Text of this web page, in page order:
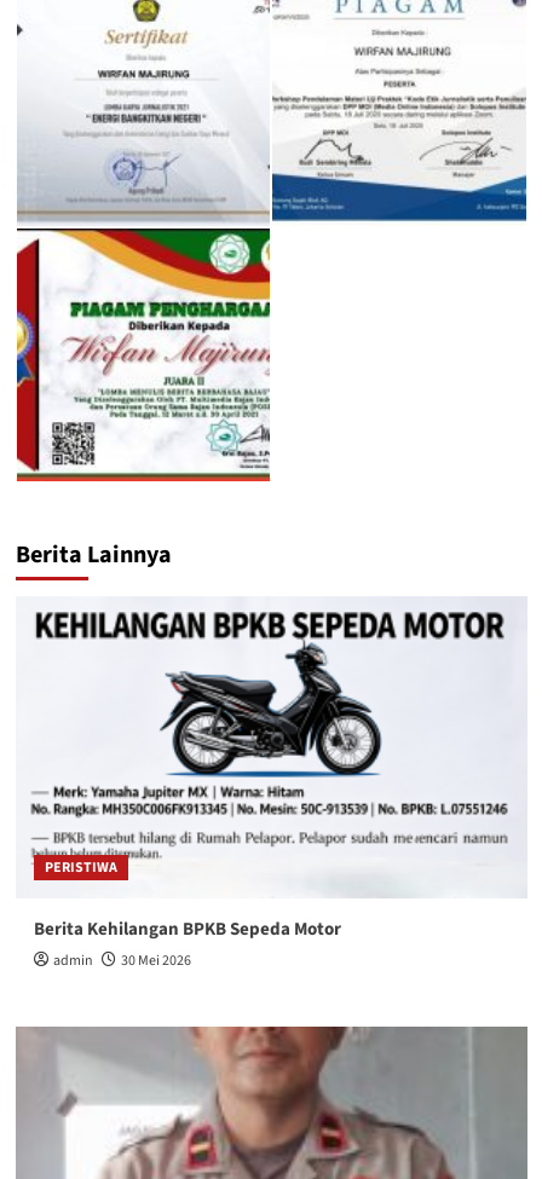
Berita Lainnya
PERISTIWA
Berita Kehilangan BPKB Sepeda Motor
admin 30 Mei 2026